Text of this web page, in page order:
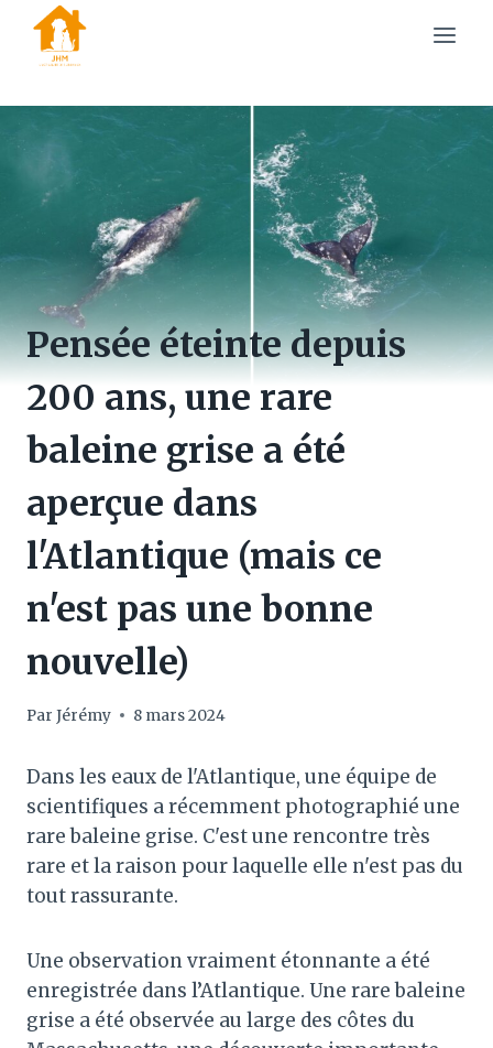
content
Pensée éteinte depuis
200 ans, une rare
baleine grise a été
aperçue dans
l'Atlantique (mais ce
n'est pas une bonne
nouvelle)
Par Jérémy 8 mars 2024
Dans les eaux de l'Atlantique, une équipe de
scientifiques a récemment photographié une
rare baleine grise. C'est une rencontre très
rare et la raison pour laquelle elle n'est pas du
tout rassurante.
Une observation vraiment étonnante a été
enregistrée dans l’Atlantique. Une rare baleine
grise a été observée au large des côtes du